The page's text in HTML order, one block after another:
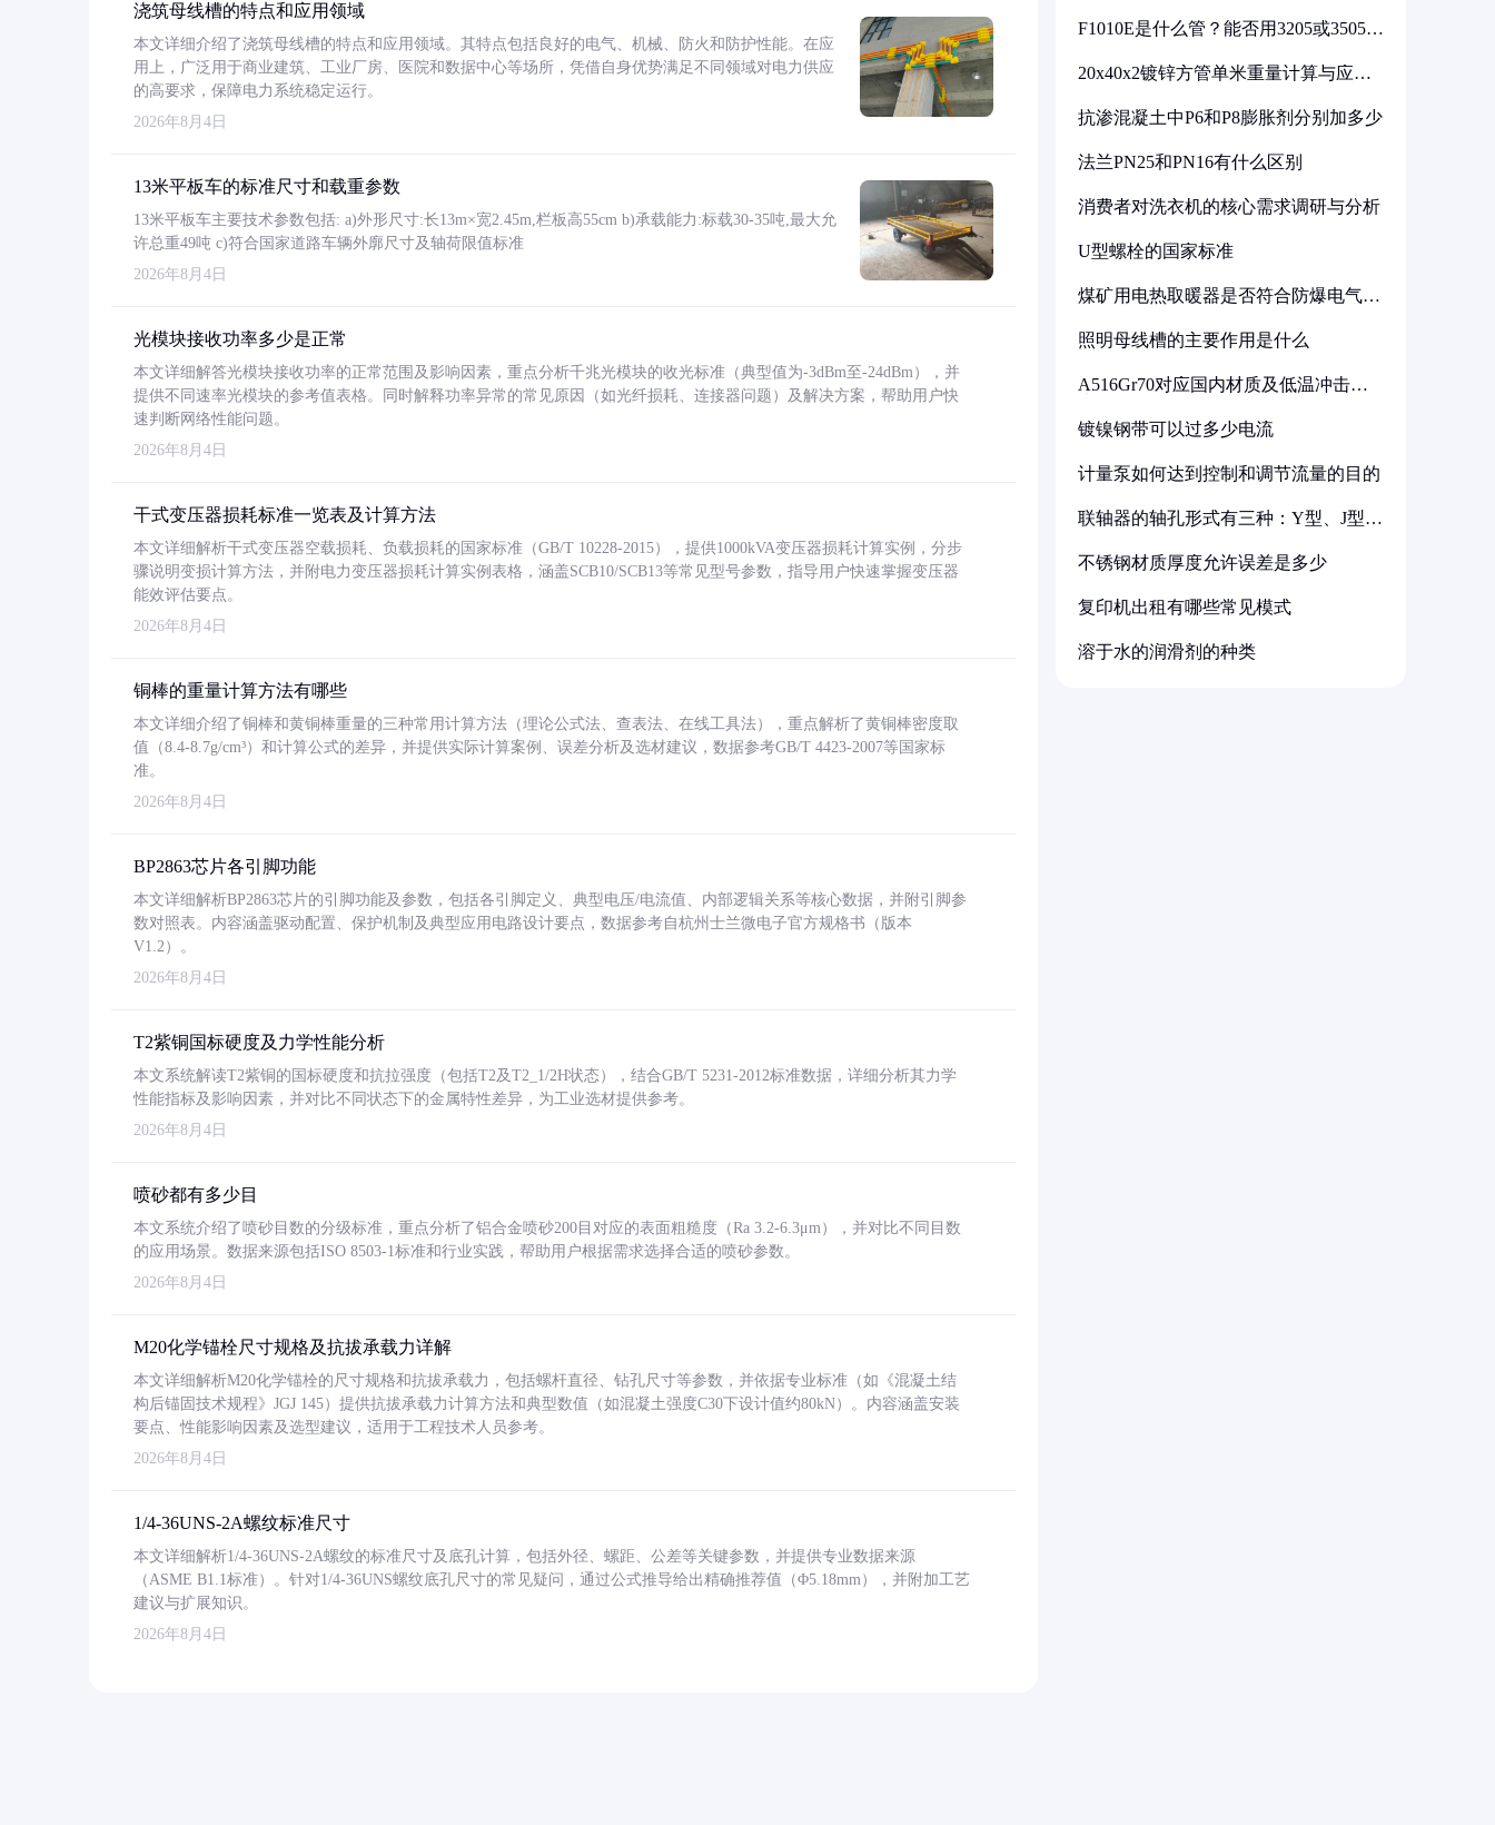
浇筑母线槽的特点和应用领域
本文详细介绍了浇筑母线槽的特点和应用领域。其特点包括良好的电气、机械、防火和防护性能。在应
用上，广泛用于商业建筑、工业厂房、医院和数据中心等场所，凭借自身优势满足不同领域对电力供应
的高要求，保障电力系统稳定运行。
2026年8月4日
13米平板车的标准尺寸和载重参数
13米平板车主要技术参数包括: a)外形尺寸:长13m×宽2.45m,栏板高55cm b)承载能力:标载30-35吨,最大允
许总重49吨 c)符合国家道路车辆外廓尺寸及轴荷限值标准
2026年8月4日
光模块接收功率多少是正常
本文详细解答光模块接收功率的正常范围及影响因素，重点分析千兆光模块的收光标准（典型值为-3dBm至-24dBm），并
提供不同速率光模块的参考值表格。同时解释功率异常的常见原因（如光纤损耗、连接器问题）及解决方案，帮助用户快
速判断网络性能问题。
2026年8月4日
干式变压器损耗标准一览表及计算方法
本文详细解析干式变压器空载损耗、负载损耗的国家标准（GB/T 10228-2015），提供1000kVA变压器损耗计算实例，分步
骤说明变损计算方法，并附电力变压器损耗计算实例表格，涵盖SCB10/SCB13等常见型号参数，指导用户快速掌握变压器
能效评估要点。
2026年8月4日
铜棒的重量计算方法有哪些
本文详细介绍了铜棒和黄铜棒重量的三种常用计算方法（理论公式法、查表法、在线工具法），重点解析了黄铜棒密度取
值（8.4-8.7g/cm³）和计算公式的差异，并提供实际计算案例、误差分析及选材建议，数据参考GB/T 4423-2007等国家标
准。
2026年8月4日
BP2863芯片各引脚功能
本文详细解析BP2863芯片的引脚功能及参数，包括各引脚定义、典型电压/电流值、内部逻辑关系等核心数据，并附引脚参
数对照表。内容涵盖驱动配置、保护机制及典型应用电路设计要点，数据参考自杭州士兰微电子官方规格书（版本
V1.2）。
2026年8月4日
T2紫铜国标硬度及力学性能分析
本文系统解读T2紫铜的国标硬度和抗拉强度（包括T2及T2_1/2H状态），结合GB/T 5231-2012标准数据，详细分析其力学
性能指标及影响因素，并对比不同状态下的金属特性差异，为工业选材提供参考。
2026年8月4日
喷砂都有多少目
本文系统介绍了喷砂目数的分级标准，重点分析了铝合金喷砂200目对应的表面粗糙度（Ra 3.2-6.3μm），并对比不同目数
的应用场景。数据来源包括ISO 8503-1标准和行业实践，帮助用户根据需求选择合适的喷砂参数。
2026年8月4日
M20化学锚栓尺寸规格及抗拔承载力详解
本文详细解析M20化学锚栓的尺寸规格和抗拔承载力，包括螺杆直径、钻孔尺寸等参数，并依据专业标准（如《混凝土结
构后锚固技术规程》JGJ 145）提供抗拔承载力计算方法和典型数值（如混凝土强度C30下设计值约80kN）。内容涵盖安装
要点、性能影响因素及选型建议，适用于工程技术人员参考。
2026年8月4日
1/4-36UNS-2A螺纹标准尺寸
本文详细解析1/4-36UNS-2A螺纹的标准尺寸及底孔计算，包括外径、螺距、公差等关键参数，并提供专业数据来源
（ASME B1.1标准）。针对1/4-36UNS螺纹底孔尺寸的常见疑问，通过公式推导给出精确推荐值（Φ5.18mm），并附加工艺
建议与扩展知识。
2026年8月4日
F1010E是什么管？能否用3205或3505代
20x40x2镀锌方管单米重量计算与应用
抗渗混凝土中P6和P8膨胀剂分别加多少
法兰PN25和PN16有什么区别
消费者对洗衣机的核心需求调研与分析
U型螺栓的国家标准
煤矿用电热取暖器是否符合防爆电气设
照明母线槽的主要作用是什么
A516Gr70对应国内材质及低温冲击要
镀镍钢带可以过多少电流
计量泵如何达到控制和调节流量的目的
联轴器的轴孔形式有三种：Y型、J型、
不锈钢材质厚度允许误差是多少
复印机出租有哪些常见模式
溶于水的润滑剂的种类